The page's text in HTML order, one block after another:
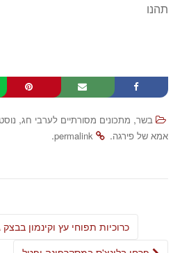
תהנו
בשר, מתכונים מסורתיים לערבי חג,
אמא של פירגה.
permalink
.
כרוכיות תפוחי עץ וקינמון